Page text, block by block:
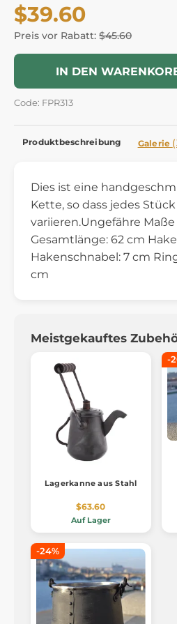
$39.60
Preis vor Rabatt: $45.60
IN DEN
Code: FPR313
Produktbeschreibung Galerie
Dies ist eine
Kette, so dass jedes
variieren.Ungefähre Maße
Gesamtlänge: 62 cm
Hakenschnabel: 7 cm
cm
Meistgekauftes
Lagerkanne aus Stahl
$63.60
Auf Lager
-
-24%